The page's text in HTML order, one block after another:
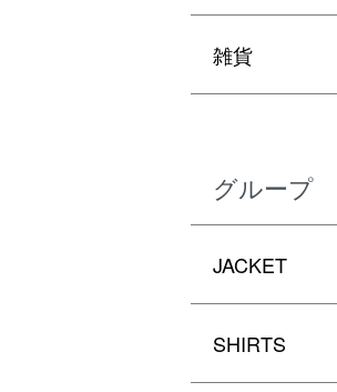
雑貨
グループ
JACKET
SHIRTS